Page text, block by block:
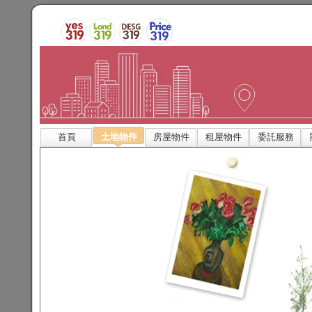
首頁 房屋物件
土地物件 租屋物件 委託服務